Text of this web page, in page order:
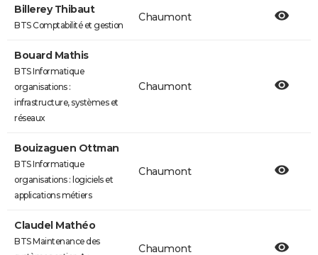
Billerey Thibaut
BTS Comptabilité et gestion
Chaumont
Bouard Mathis
BTS Informatique
organisations :
infrastructure, systèmes et
réseaux
Chaumont
Bouizaguen Ottman
BTS Informatique
organisations : logiciels et
applications métiers
Chaumont
Claudel Mathéo
BTS Maintenance des
Chaumont